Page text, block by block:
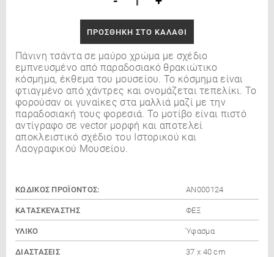
ΠΡΟΣΘΉΚΗ ΣΤΟ ΚΑΛΆΘΙ
Πάνινη τσάντα σε μαύρο χρώμα με σχέδιο
εμπνευσμένο από παραδοσιακό θρακιώτικο
κόσμημα, έκθεμα του μουσείου. Το κόσμημα είναι
φτιαγμένο από χάντρες και ονομάζεται τεπελίκι. Το
φορούσαν οι γυναίκες στα μαλλιά μαζί με την
παραδοσιακή τους φορεσιά. Το μοτίβο είναι πιστό
αντίγραφο σε vector μορφή και αποτελεί
αποκλειστικό σχέδιο του Ιστορικού και
Λαογραφικού Μουσείου.
ΚΩΔΙΚΌΣ ΠΡΟΪΌΝΤΟΣ: ΑΝ000124
ΚΑΤΑΣΚΕΥΑΣΤΗΣ ΦΕΞ
ΥΛΙΚΟ Ύφασμα
ΔΙΑΣΤΑΣΕΙΣ 37 x 40 cm